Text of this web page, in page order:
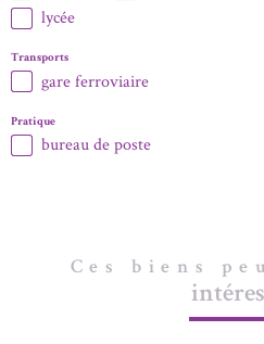
lycée
Transports
gare ferroviaire
Pratique
bureau de poste
Ces biens